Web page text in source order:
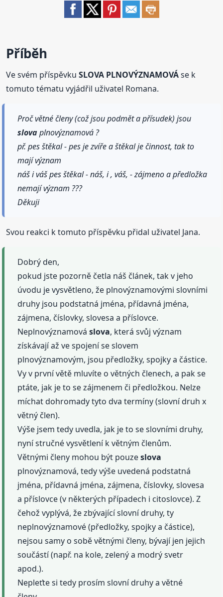
Příběh
Ve svém příspěvkuSLOVA PLNOVÝZNAMOVÁse k
tomuto tématu vyjádřil uživatel Romana.
Proč větné členy (což jsou podmět a přísudek) jsou
slovaplnovýznamová ?
př. pes štěkal - pes je zvíře a štěkal je činnost, tak to
mají význam
náš i váš pes štěkal - náš, i , váš, - zájmeno a předložka
nemají význam ???
Děkuji
Svou reakci k tomuto příspěvku přidal uživatel Jana.
Dobrý den,
pokud jste pozorně četla náš článek, tak v jeho
úvodu je vysvětleno, že plnovýznamovými slovními
druhy jsou podstatná jména, přídavná jména,
zájmena, číslovky, slovesa a příslovce.
Neplnovýznamováslova, která svůj význam
získávají až ve spojení se slovem
plnovýznamovým, jsou předložky, spojky a částice.
Vy v první větě mluvíte o větných členech, a pak se
ptáte, jak je to se zájmenem či předložkou. Nelze
míchat dohromady tyto dva termíny (slovní druh x
větný člen).
Výše jsem tedy uvedla, jak je to se slovními druhy,
nyní stručné vysvětlení k větným členům.
Větnými členy mohou být pouzeslova
plnovýznamová, tedy výše uvedená podstatná
jména, přídavná jména, zájmena, číslovky, slovesa
a příslovce (v některých případech i citoslovce). Z
čehož vyplývá, že zbývající slovní druhy, ty
neplnovýznamové (předložky, spojky a částice),
nejsou samy o sobě větnými členy, bývají jen jejich
součástí (např. na kole, zelený a modrý svetr
apod.).
Nepleťte si tedy prosím slovní druhy a větné